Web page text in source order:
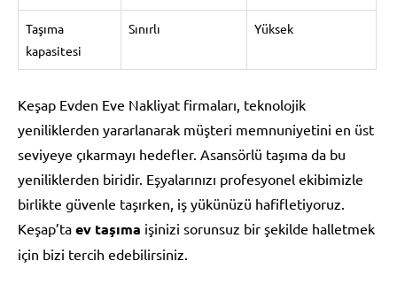
Taşıma
kapasitesi
Sınırlı Yüksek
Keşap Evden Eve Nakliyat firmaları, teknolojik
yeniliklerden yararlanarak müşteri memnuniyetini en üst
seviyeye çıkarmayı hedefler. Asansörlü taşıma da bu
yeniliklerden biridir. Eşyalarınızı profesyonel ekibimizle
birlikte güvenle taşırken, iş yükünüzü hafifletiyoruz.
Keşap’ta ev taşıma işinizi sorunsuz bir şekilde halletmek
için bizi tercih edebilirsiniz.